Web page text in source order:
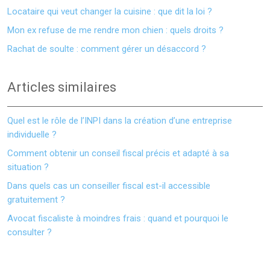
Locataire qui veut changer la cuisine : que dit la loi ?
Mon ex refuse de me rendre mon chien : quels droits ?
Rachat de soulte : comment gérer un désaccord ?
Articles similaires
Quel est le rôle de l’INPI dans la création d’une entreprise
individuelle ?
Comment obtenir un conseil fiscal précis et adapté à sa
situation ?
Dans quels cas un conseiller fiscal est-il accessible
gratuitement ?
Avocat fiscaliste à moindres frais : quand et pourquoi le
consulter ?